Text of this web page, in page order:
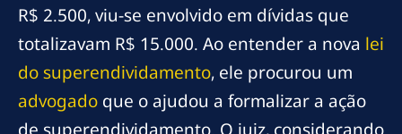
R$ 2.500, viu-se envolvido em dívidas que
totalizavam R$ 15.000. Ao entender a nova lei
do superendividamento, ele procurou um
advogado que o ajudou a formalizar a ação